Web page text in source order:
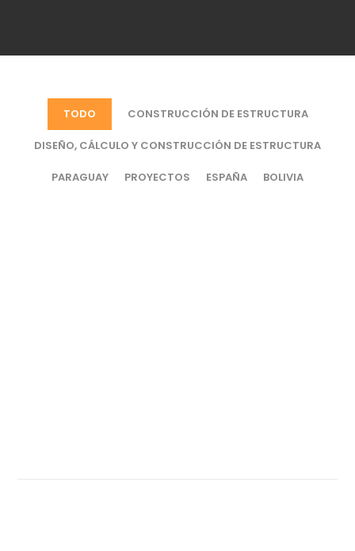
TODO CONSTRUCCIÓN DE ESTRUCTURA
DISEÑO, CÁLCULO Y CONSTRUCCIÓN DE ESTRUCTURA
PARAGUAY PROYECTOS ESPAÑA BOLIVIA